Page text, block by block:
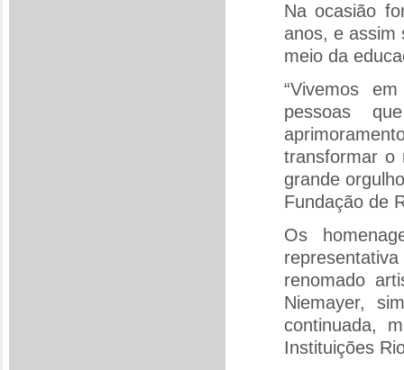
Na ocasião
anos, e assim
meio da
“Vivemos
pessoas
transformar o
grande
Fundação de
Os
renomado
Niemayer,
continuada,
Instituições